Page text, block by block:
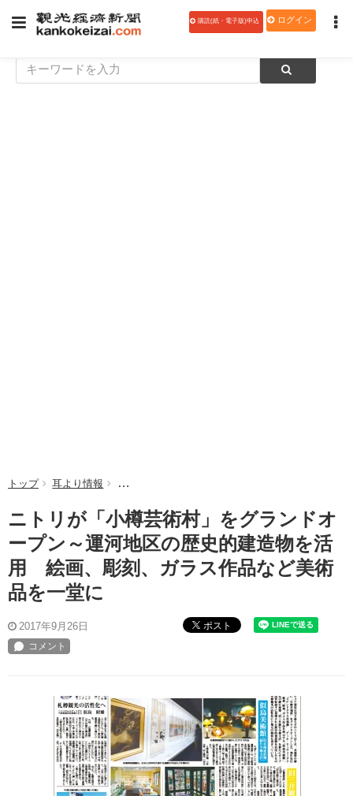
購読(紙・電子版)申込 ログイン
トップ 耳より情報 ニトリが「小樽芸術村」をグランドオープン～
ニトリが「小樽芸術村」をグランドオ
ープン～運河地区の歴史的建造物を活
用 絵画、彫刻、ガラス作品など美術
品を一堂に
2017年9月26日 ポスト